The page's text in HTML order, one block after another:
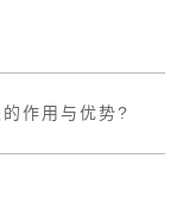
作用与优势?